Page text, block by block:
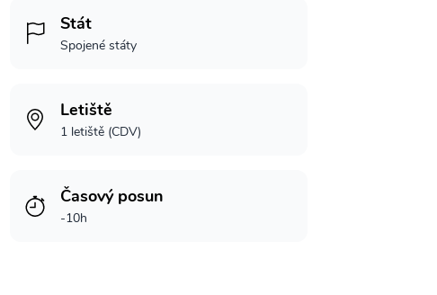
Stát
Spojené státy
Letiště
1 letiště (CDV)
Časový posun
-10h